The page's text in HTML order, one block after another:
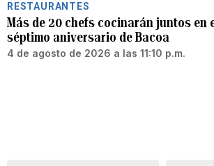
RESTAURANTES
Más de 20 chefs cocinarán juntos en
séptimo aniversario de Bacoa
4 de agosto de 2026 a las 11:10 p.m.